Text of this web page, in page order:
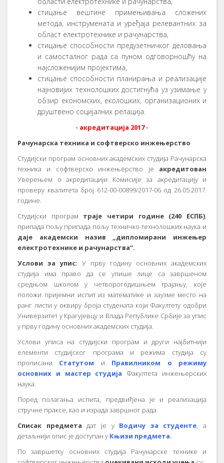
стицање вештине примењивања сложених
метода, инструмената и уређаја релевантних за
област електротехнике и рачунарства,
стицање способности предузетничког деловања
и самосталног рада са пуном одговорношћу на
најсложенијим пројектима,
стицање способности планирања и реализације
најновијих технолошких достигнућа уз узимање у
обзир економских, еколошких, организационих и
друштвено социјалних релација.
- акредитација 2017 -
Рачунарска техника и софтверско инжењерство
Студијски програм основних академских студија Рачунарска
техника и софтверско инжењерство је акредитован
Уверењем о акредитацији Комисије за акредитацију и
проверу квалитета број 612-00-00899/2017-06 од 26.05.2017.
године.
Студијски програм траје четири године (240 ЕСПБ),
припада пољу припада пољу техничко-технолошких наука и
даје академски назив „дипломирани инжењер
електротехнике и рачунарства“.
Услови за упис: У прву годину основних академских
студија има право да се упише лице са завршеном
средњом школом у четворогодишњем трајању, које
положи пријемни испит из математике и заузме место на
ранг листи у оквиру броја студената који Факултету одобри
Универзитет у Крагујевцу и Влада Републике Србије за упис
у прву годину основних академских студија.
Услови уписа на студијски програм и други најбитнији
елементи студијског програма и режима студија су
прописани Статутом и Правилником о режиму
основних и мастер студија
Факултета инжењерских
наука.
Поред полагања испита, предвиђена је и реализација
стручне праксе, као и израда завршног рада.
Списак предмета дат је у Водичу за студенте, а
детаљнији опис је доступан у Књизи предмета.
По завршетку основних студија Рачунарске технике и